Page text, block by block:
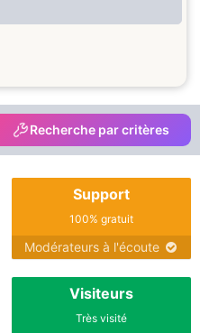
Recherche par critères
Support
100% gratuit
Modérateurs à l'écoute
Visiteurs
Très visité